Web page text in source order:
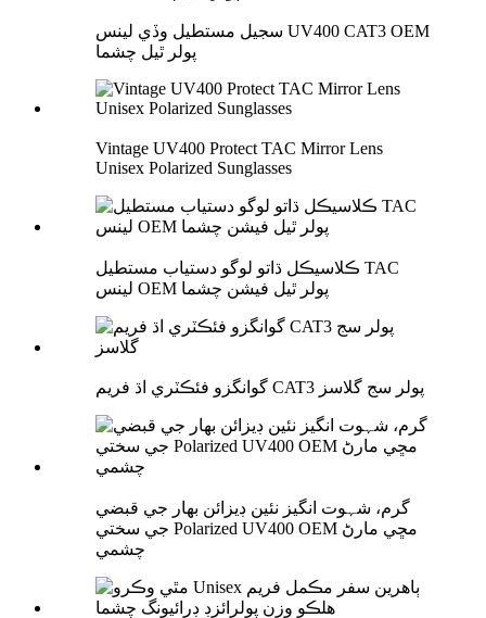
سجيل مستطيل وڏي لينس UV400 CAT3 OEM
پولر ٿيل چشما
Vintage UV400 Protect TAC Mirror Lens
Unisex Polarized Sunglasses
ڪلاسيڪل ڌاتو لوگو دستياب مستطيل TAC
لينس OEM پولر ٿيل فيشن چشما
گوانگزو فئڪٽري اڌ فريم CAT3 پولر سج گلاسز
گرم، شہوت انگیز نئين ڊيزائن بهار جي قبضي
جي سختي Polarized UV400 OEM مڇي مارڻ
چشمي